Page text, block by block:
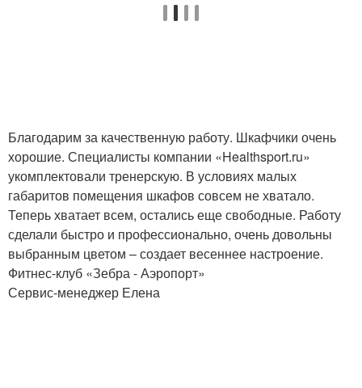
Благодарим за качественную работу. Шкафчики очень
хорошие. Специалисты компании «Healthsport.ru»
укомплектовали тренерскую. В условиях малых
габаритов помещения шкафов совсем не хватало.
Теперь хватает всем, остались еще свободные. Работу
сделали быстро и профессионально, очень довольны
выбранным цветом – создает весеннее настроение.
Фитнес-клуб «Зебра - Аэропорт»
Сервис-менеджер Елена